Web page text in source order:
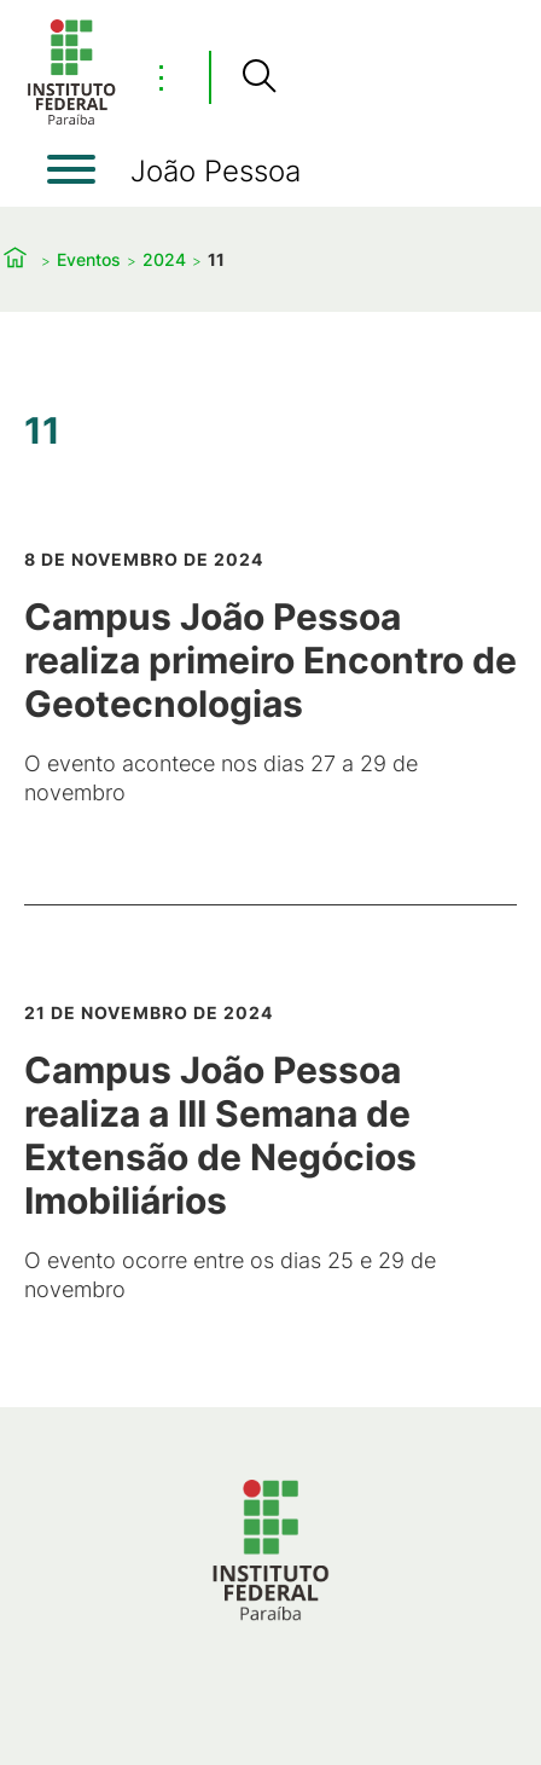
⋮
João Pessoa
Eventos 2024 11
11
8 DE NOVEMBRO DE 2024
Campus João Pessoa
realiza primeiro Encontro de
Geotecnologias
O evento acontece nos dias 27 a 29 de
novembro
21 DE NOVEMBRO DE 2024
Campus João Pessoa
realiza a III Semana de
Extensão de Negócios
Imobiliários
O evento ocorre entre os dias 25 e 29 de
novembro